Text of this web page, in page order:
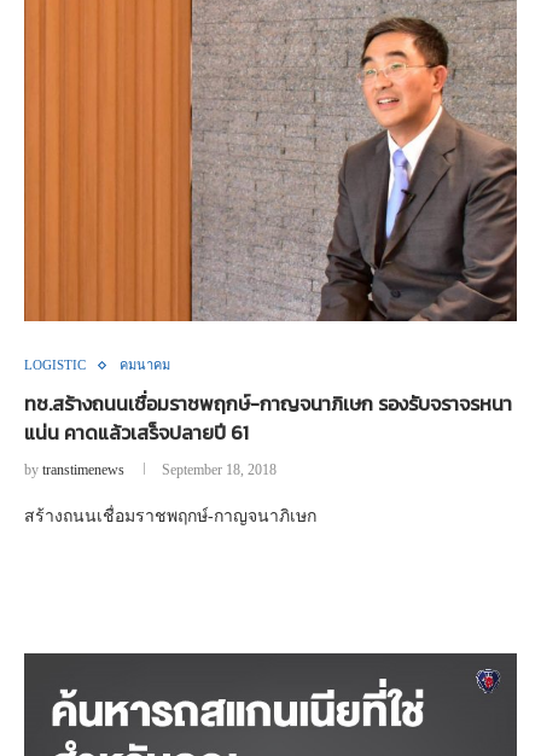
LOGISTIC คมนาคม
ทช.สร้างถนนเชื่อมราชพฤกษ์-กาญจนาภิเษก รองรับจราจรหนา
แน่น คาดแล้วเสร็จปลายปี 61
by transtimenews September 18, 2018
สร้างถนนเชื่อมราชพฤกษ์-กาญจนาภิเษก